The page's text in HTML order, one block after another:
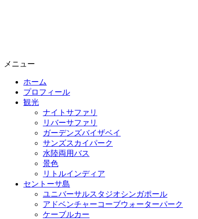
メニュー
ホーム
プロフィール
観光
ナイトサファリ
リバーサファリ
ガーデンズバイザベイ
サンズスカイパーク
水陸両用バス
景色
リトルインディア
セントーサ島
ユニバーサルスタジオシンガポール
アドベンチャーコーブウォーターパーク
ケーブルカー